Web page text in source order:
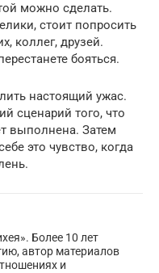
можно сделать.
стоит попросить
коллег, друзей.
бояться.
настоящий ужас.
сценарий того, что
выполнена. Затем
это чувство, когда
Более 10 лет
автор материалов
и